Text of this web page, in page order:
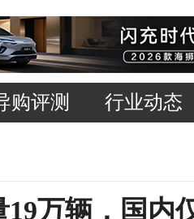
购评测 行业动态
19万辆，国内